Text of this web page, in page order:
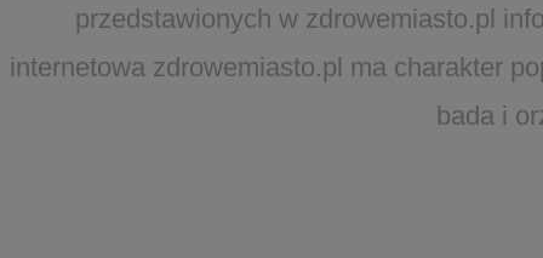
przedstawionych w zdrowemiasto.pl
internetowa zdrowemiasto.pl ma charakter
bada i